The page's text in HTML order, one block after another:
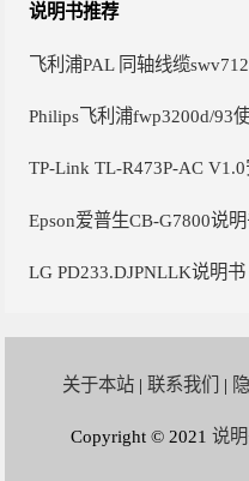
说明书推荐
飞利浦PAL 同轴线缆
Philips飞利浦fwp3200d/93
TP-Link TL-R473P-AC
Epson爱普生CB-G7800说
LG PD233.DJPNLLK说明书
关于本站 | 联系我们 |
Copyright © 2021 说